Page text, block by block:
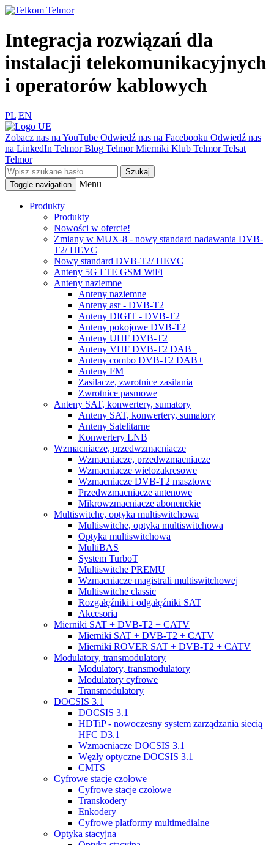
Integracja rozwiązań dla
instalacji telekomunikacyjnych
i operatorów kablowych
PL EN
Zobacz nas na YouTube Odwiedź nas na Facebooku Odwiedź nas
na LinkedIn Telmor Blog Telmor Mierniki Klub Telmor Telsat
Telmor
Toggle navigation Menu
Produkty
Produkty
Nowości w ofercie!
Zmiany w MUX-8 - nowy standard nadawania DVB-
T2/ HEVC
Nowy standard DVB-T2/ HEVC
Anteny 5G LTE GSM WiFi
Anteny naziemne
Anteny naziemne
Anteny asr - DVB-T2
Anteny DIGIT - DVB-T2
Anteny pokojowe DVB-T2
Anteny UHF DVB-T2
Anteny VHF DVB-T2 DAB+
Anteny combo DVB-T2 DAB+
Anteny FM
Zasilacze, zwrotnice zasilania
Zwrotnice pasmowe
Anteny SAT, konwertery, sumatory
Anteny SAT, konwertery, sumatory
Anteny Satelitarne
Konwertery LNB
Wzmacniacze, przedwzmacniacze
Wzmacniacze, przedwzmacniacze
Wzmacniacze wielozakresowe
Wzmacniacze DVB-T2 masztowe
Przedwzmacniacze antenowe
Mikrowzmacniacze abonenckie
Multiswitche, optyka multiswitchowa
Multiswitche, optyka multiswitchowa
Optyka multiswitchowa
MultiBAS
System TurboT
Multiswitche PREMU
Wzmacniacze magistrali multiswitchowej
Multiswitche classic
Rozgałęźniki i odgałęźniki SAT
Akcesoria
Mierniki SAT + DVB-T2 + CATV
Mierniki SAT + DVB-T2 + CATV
Mierniki ROVER SAT + DVB-T2 + CATV
Modulatory, transmodulatory
Modulatory, transmodulatory
Modulatory cyfrowe
Transmodulatory
DOCSIS 3.1
DOCSIS 3.1
HDTiP - nowoczesny system zarządzania siecią
HFC D3.1
Wzmacniacze DOCSIS 3.1
Węzły optyczne DOCSIS 3.1
CMTS
Cyfrowe stacje czołowe
Cyfrowe stacje czołowe
Transkodery
Enkodery
Cyfrowe platformy multimedialne
Optyka stacyjna